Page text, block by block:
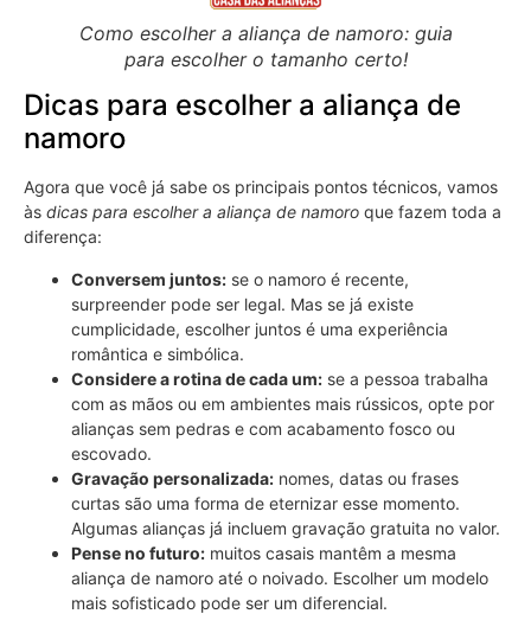
Como escolher a aliança de namoro: guia
para escolher o tamanho certo!
Dicas para escolher a aliança de
namoro
Agora que você já sabe os principais pontos técnicos, vamos
às dicas para escolher a aliança de namoro que fazem toda a
diferença:
Conversem juntos: se o namoro é recente,
surpreender pode ser legal. Mas se já existe
cumplicidade, escolher juntos é uma experiência
romântica e simbólica.
Considere a rotina de cada um: se a pessoa trabalha
com as mãos ou em ambientes mais rússicos, opte por
alianças sem pedras e com acabamento fosco ou
escovado.
Gravação personalizada: nomes, datas ou frases
curtas são uma forma de eternizar esse momento.
Algumas alianças já incluem gravação gratuita no valor.
Pense no futuro: muitos casais mantêm a mesma
aliança de namoro até o noivado. Escolher um modelo
mais sofisticado pode ser um diferencial.